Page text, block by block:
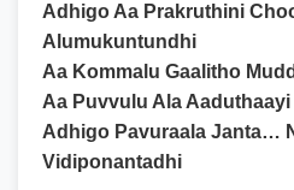
Adhigo Aa Prakruthini
Alumukuntundhi
Aa Kommalu Gaalitho
Aa Puvvulu Ala Aaduthaayi
Adhigo Pavuraala Janta…
Vidiponantadhi